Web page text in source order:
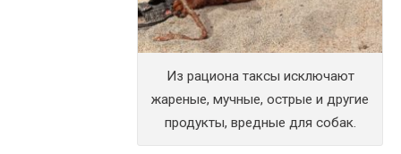
Из рациона таксы исключают
жареные, мучные, острые и другие
продукты, вредные для собак.